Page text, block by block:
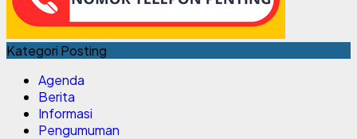
Kategori Posting
Agenda
Berita
Informasi
Pengumuman